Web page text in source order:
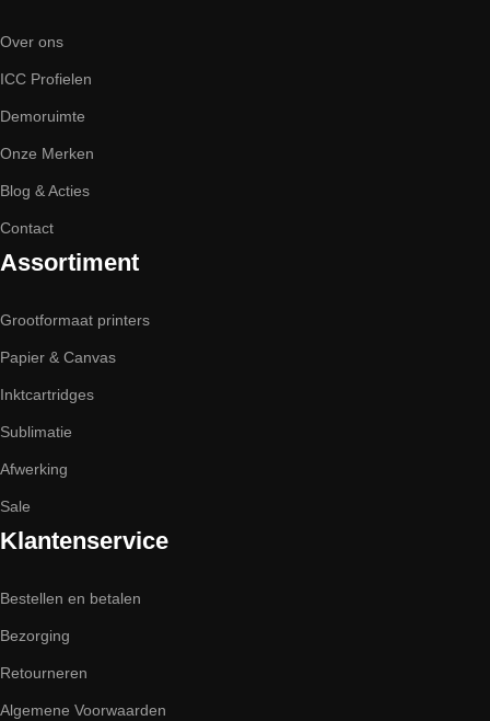
Over ons
ICC Profielen
Demoruimte
Onze Merken
Blog & Acties
Contact
Assortiment
Grootformaat printers
Papier & Canvas
Inktcartridges
Sublimatie
Afwerking
Sale
Klantenservice
Bestellen en betalen
Bezorging
Retourneren
Algemene Voorwaarden